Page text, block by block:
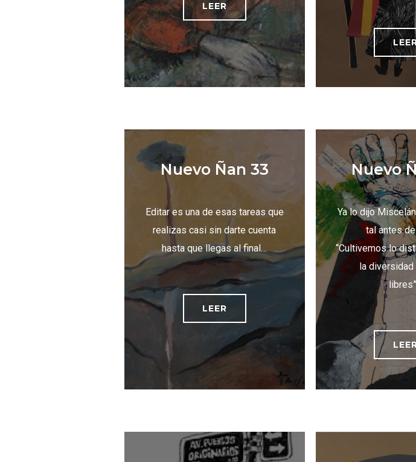
LEER
Nuevo Ñan 33
Editar es una de esas tareas que
realizas casi sin darte cuenta
hasta que llegas al final…
LEER
Nuevo
Ya lo dijo
tal antes
“Cultivemos lo
la diversidad